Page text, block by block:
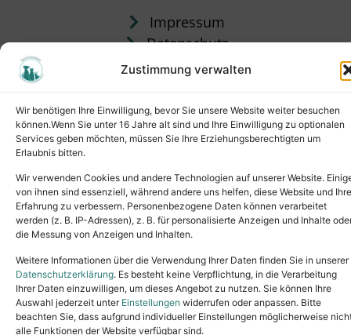
Zustimmung verwalten
Wir benötigen Ihre Einwilligung, bevor Sie unsere Website weiter besuchen
können.Wenn Sie unter 16 Jahre alt sind und Ihre Einwilligung zu optionalen
Services geben möchten, müssen Sie Ihre Erziehungsberechtigten um
Erlaubnis bitten.
Wir verwenden Cookies und andere Technologien auf unserer Website.
von ihnen sind essenziell, während andere uns helfen, diese Website und Ihre
Erfahrung zu verbessern. Personenbezogene Daten können verarbeitet
werden (z. B. IP-Adressen), z. B. für personalisierte Anzeigen und Inhalte
die Messung von Anzeigen und Inhalten.
Weitere Informationen über die Verwendung Ihrer Daten finden Sie in unserer
Datenschutzerklärung. Es besteht keine Verpflichtung, in die Verarbeitung
Ihrer Daten einzuwilligen, um dieses Angebot zu nutzen. Sie können Ihre
Auswahl jederzeit unter Einstellungen widerrufen oder anpassen. Bitte
beachten Sie, dass aufgrund individueller Einstellungen möglicherweise
alle Funktionen der Website verfügbar sind.
Impressum
Datenschutz
Satzung
Copyright © 2024. All rights reserved.
Tel.: (02631) 55356buero@tierheim-neuwied.de
Ludwigshof 1, 56567 Neuwied